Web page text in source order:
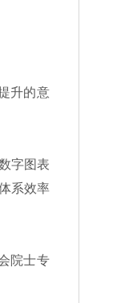
升的意
字图表
系效率
院士专